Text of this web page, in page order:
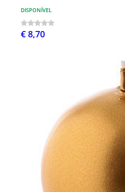
DISPONÍVEL
€ 8,70